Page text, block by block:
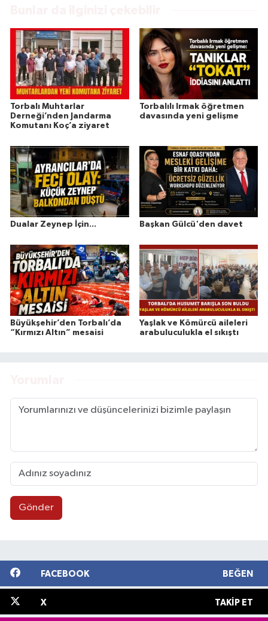
Torbalı Muhtarlar
Derneği’nden Jandarma
Komutanı Koç’a ziyaret
Torbalılı Irmak öğretmen
davasında yeni gelişme
Dualar Zeynep İçin... Başkan Gülcü'den davet
Büyükşehir’den Torbalı’da
“Kırmızı Altın” mesaisi
Yaşlak ve Kömürcü aileleri
arabuluculukla el sıkıştı
Gönder
FACEBOOK BEĞEN
X TAKIP ET